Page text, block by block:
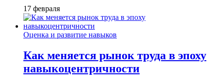
17 февраля
Оценка и развитие навыков
Как меняется рынок труда в эпоху
навыкоцентричности